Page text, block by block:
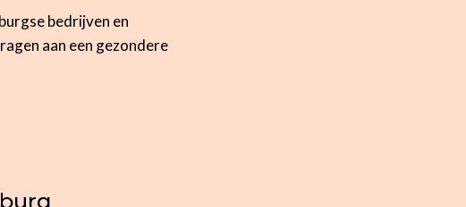
bedrijven en
aan een gezondere